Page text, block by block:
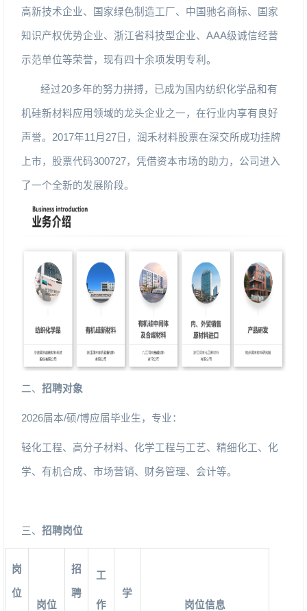
高新技术企业、国家绿色制造工厂、中国驰名商标、国家
知识产权优势企业、浙江省科技型企业、 AAA级诚信经营
示范单位等荣誉，现有四十余项发明专利。
经过20多年的努力拼搏，已成为国内纺织化学品和有
机硅新材料应用领域的龙头企业之一，在行业内享有良好
声誉。 2017年11 月 27日，润禾材料股票在深交所成功挂牌
上市，股票代码300727，凭借资本市场的助力，公司进入
了一个全新的发展阶段。
二、 招聘对象
2026届本/硕/博应届毕业生，专业：
轻化工程、高分子材料、化学工程与工艺、精细化工、化
学、有机合成、市场营销、财务管理、会计等。
三、 招聘岗位
岗
位
岗位
招
聘
工
作
学
岗位信息